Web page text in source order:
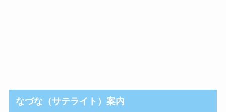
なづな（サテライト）案内